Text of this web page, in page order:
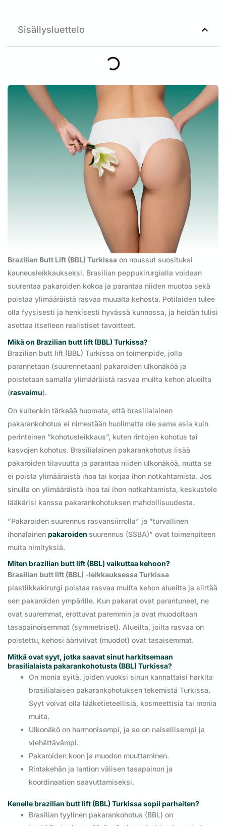
Sisällysluettelo
Brazilian Butt Lift (BBL) Turkissa on noussut suosituksi
kauneusleikkaukseksi. Brasilian peppukirurgialla voidaan
suurentaa pakaroiden kokoa ja parantaa niiden muotoa sekä
poistaa ylimääräistä rasvaa muualta kehosta. Potilaiden tulee
olla fyysisesti ja henkisesti hyvässä kunnossa, ja heidän tulisi
asettaa itselleen realistiset tavoitteet.
Mikä on Brazilian butt lift (BBL) Turkissa?
Brazilian butt lift (BBL) Turkissa on toimenpide, jolla
parannetaan (suurennetaan) pakaroiden ulkonäköä ja
poistetaan samalla ylimääräistä rasvaa muilta kehon alueilta
(rasvaimu).
On kuitenkin tärkeää huomata, että brasilialainen
pakarankohotus ei nimestään huolimatta ole sama asia kuin
perinteinen ”kohotusleikkaus”, kuten rintojen kohotus tai
kasvojen kohotus. Brasilialainen pakarankohotus lisää
pakaroiden tilavuutta ja parantaa niiden ulkonäköä, mutta se
ei poista ylimääräistä ihoa tai korjaa ihon notkahtamista. Jos
sinulla on ylimääräistä ihoa tai ihon notkahtamista, keskustele
lääkärisi kanssa pakarankohotuksen mahdollisuudesta.
”Pakaroiden suurennus rasvansiirrolla” ja ”turvallinen
ihonalainen pakaroiden suurennus (SSBA)” ovat toimenpiteen
muita nimityksiä.
Miten brazilian butt lift (BBL) vaikuttaa kehoon?
Brasilian butt lift (BBL) -leikkauksessa Turkissa
plastiikkakirurgi poistaa rasvaa muilta kehon alueilta ja siirtää
sen pakaroiden ympärille. Kun pakarat ovat parantuneet, ne
ovat suuremmat, erottuvat paremmin ja ovat muodoltaan
tasapainoisemmat (symmetriset). Alueilta, joilta rasvaa on
poistettu, kehosi ääriviivat (muodot) ovat tasaisemmat.
Mitkä ovat syyt, jotka saavat sinut harkitsemaan
brasilialaista pakarankohotusta (BBL) Turkissa?
On monia syitä, joiden vuoksi sinun kannattaisi harkita
brasilialaisen pakarankohotuksen tekemistä Turkissa.
Syyt voivat olla lääketieteellisiä, kosmeettisia tai monia
muita.
Ulkonäkö on harmonisempi, ja se on naisellisempi ja
viehättävämpi.
Pakaroiden koon ja muodon muuttaminen.
Rintakehän ja lantion välisen tasapainon ja
koordinaation saavuttamiseksi.
Kenelle brazilian butt lift (BBL) Turkissa sopii parhaiten?
Brasilian tyylinen pakarankohotus (BBL) on